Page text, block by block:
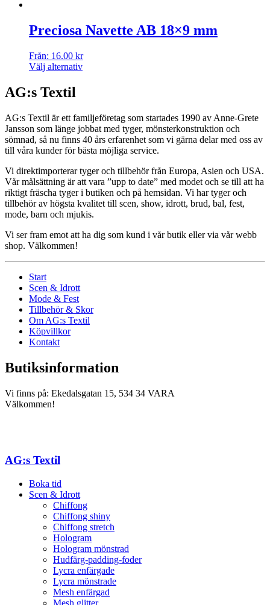
Preciosa Navette AB 18×9 mm
Från: 16.00 kr
Välj alternativ
AG:s Textil
AG:s Textil är ett familjeföretag som startades 1990 av Anne-Grete
Jansson som länge jobbat med tyger, mönsterkonstruktion och
sömnad, så nu finns 40 års erfarenhet som vi gärna delar med oss av
till våra kunder för bästa möjliga service.
Vi direktimporterar tyger och tillbehör från Europa, Asien och USA.
Vår målsättning är att vara ”upp to date” med modet och se till att ha
riktigt fräscha tyger i butiken och på hemsidan. Vi har tyger och
tillbehör av högsta kvalitet till scen, show, idrott, brud, bal, fest,
mode, barn och mjukis.
Vi ser fram emot att ha dig som kund i vår butik eller via vår webb
shop. Välkommen!
Start
Scen & Idrott
Mode & Fest
Tillbehör & Skor
Om AG:s Textil
Köpvillkor
Kontakt
Butiksinformation
Vi finns på: Ekedalsgatan 15, 534 34 VARA
Välkommen!
AG:s Textil
Boka tid
Scen & Idrott
Chiffong
Chiffong shiny
Chiffong stretch
Hologram
Hologram mönstrad
Hudfärg-padding-foder
Lycra enfärgade
Lycra mönstrade
Mesh enfärgad
Mesh glitter